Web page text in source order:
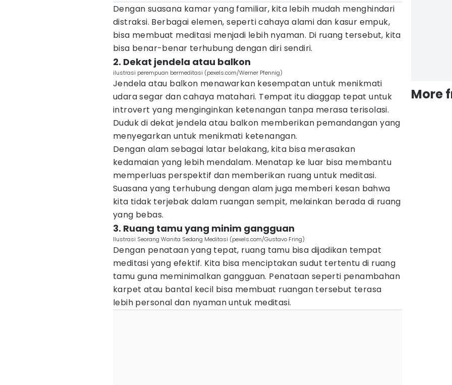
Dengan suasana kamar yang familiar, kita lebih mudah menghindari
distraksi. Berbagai elemen, seperti cahaya alami dan kasur empuk,
bisa membuat meditasi menjadi lebih nyaman. Di ruang tersebut, kita
bisa benar-benar terhubung dengan diri sendiri.
2. Dekat jendela atau balkon
ilustrasi perempuan bermeditasi (pexels.com/Werner Pfennig)
Jendela atau balkon menawarkan kesempatan untuk menikmati
udara segar dan cahaya matahari. Tempat itu diaggap tepat untuk
introvert yang menginginkan ketenangan tanpa merasa terisolasi.
Duduk di dekat jendela atau balkon memberikan pemandangan yang
menyegarkan untuk menikmati ketenangan.
Dengan alam sebagai latar belakang, kita bisa merasakan
kedamaian yang lebih mendalam. Menatap ke luar bisa membantu
memperluas perspektif dan memberikan ruang untuk meditasi.
Suasana yang terhubung dengan alam juga memberi kesan bahwa
kita tidak terjebak dalam ruangan sempit, melainkan berada di ruang
yang bebas.
3. Ruang tamu yang minim gangguan
Ilustrasi Seorang Wanita Sedang Meditasi (pexels.com/Gustavo Fring)
Dengan penataan yang tepat, ruang tamu bisa dijadikan tempat
meditasi yang efektif. Kita bisa menciptakan sudut tertentu di ruang
tamu guna meminimalkan gangguan. Penataan seperti penambahan
karpet atau bantal kecil bisa membuat ruangan tersebut terasa
lebih personal dan nyaman untuk meditasi.
More